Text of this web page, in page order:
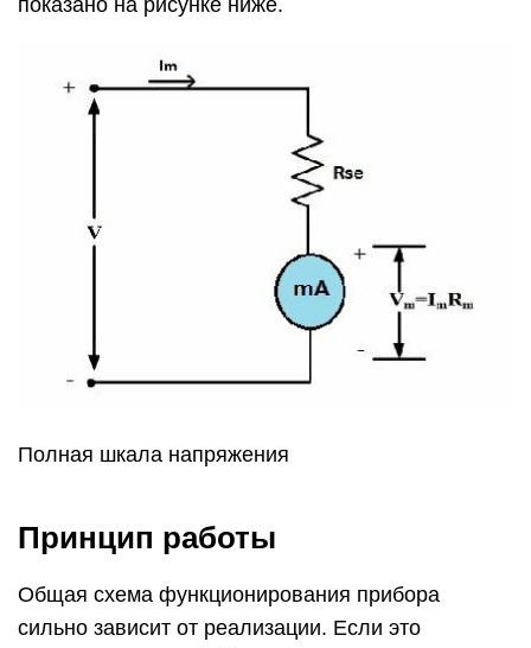
Полная шкала напряжения
Принцип работы
Общая схема функционирования прибора
сильно зависит от реализации. Если это